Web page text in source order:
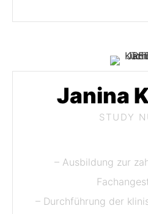
Janina
STUDY
– Ausbildung zur
– Durchführung der